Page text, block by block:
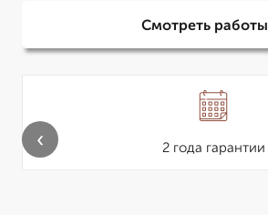
Смотреть работы
2 года гарантии
‹